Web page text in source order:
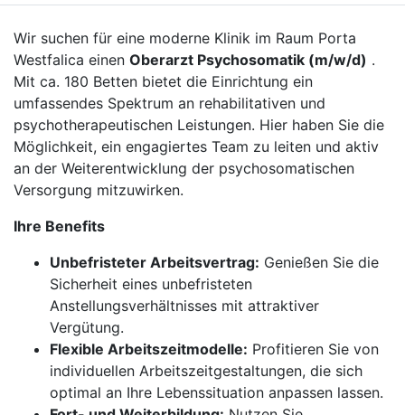
Wir suchen für eine moderne Klinik im Raum Porta
Westfalica einen Oberarzt Psychosomatik (m/w/d) .
Mit ca. 180 Betten bietet die Einrichtung ein
umfassendes Spektrum an rehabilitativen und
psychotherapeutischen Leistungen. Hier haben Sie die
Möglichkeit, ein engagiertes Team zu leiten und aktiv
an der Weiterentwicklung der psychosomatischen
Versorgung mitzuwirken.
Ihre Benefits
Unbefristeter Arbeitsvertrag: Genießen Sie die
Sicherheit eines unbefristeten
Anstellungsverhältnisses mit attraktiver
Vergütung.
Flexible Arbeitszeitmodelle: Profitieren Sie von
individuellen Arbeitszeitgestaltungen, die sich
optimal an Ihre Lebenssituation anpassen lassen.